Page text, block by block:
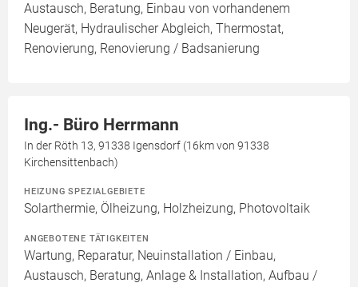
Austausch, Beratung, Einbau von vorhandenem
Neugerät, Hydraulischer Abgleich, Thermostat,
Renovierung, Renovierung / Badsanierung
Ing.- Büro Herrmann
In der Röth 13, 91338 Igensdorf (16km von 91338
Kirchensittenbach)
HEIZUNG SPEZIALGEBIETE
Solarthermie, Ölheizung, Holzheizung, Photovoltaik
ANGEBOTENE TÄTIGKEITEN
Wartung, Reparatur, Neuinstallation / Einbau,
Austausch, Beratung, Anlage & Installation, Aufbau /